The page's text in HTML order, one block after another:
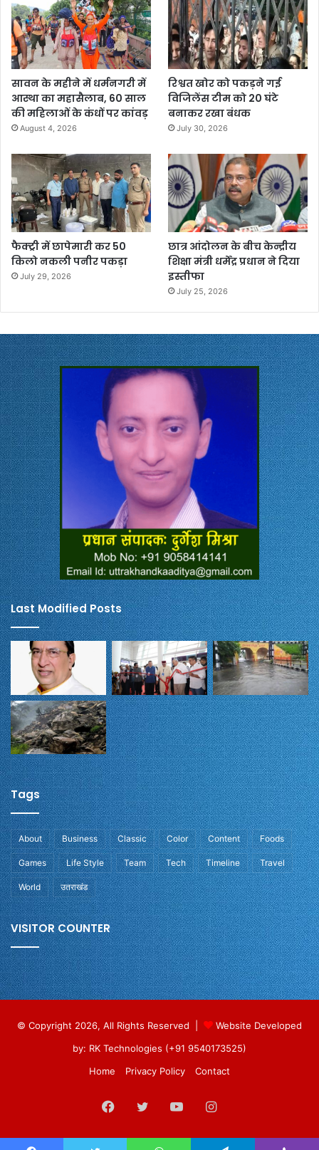
सावन के महीने में धर्मनगरी में
आस्था का महासैलाब, 60 साल
की महिलाओं के कंधों पर कांवड़
August 4, 2026
रिश्वत खोर को पकड़ने गई
विजिलेंस टीम को 20 घंटे
बनाकर रखा बंधक
July 30, 2026
फैक्ट्री में छापेमारी कर 50
किलो नकली पनीर पकड़ा
July 29, 2026
छात्र आंदोलन के बीच केन्द्रीय
शिक्षा मंत्री धर्मेंद्र प्रधान ने दिया
इस्तीफा
July 25, 2026
Last Modified Posts
Tags
About Business Classic Color Content Foods
Games Life Style Team Tech Timeline Travel
World उतराखंड
VISITOR COUNTER
© Copyright 2026, All Rights Reserved |
Website Developed
by: RK Technologies (+91 9540173525)
Home
Privacy Policy Contact
Facebook
TwitterYouTubeInstagram